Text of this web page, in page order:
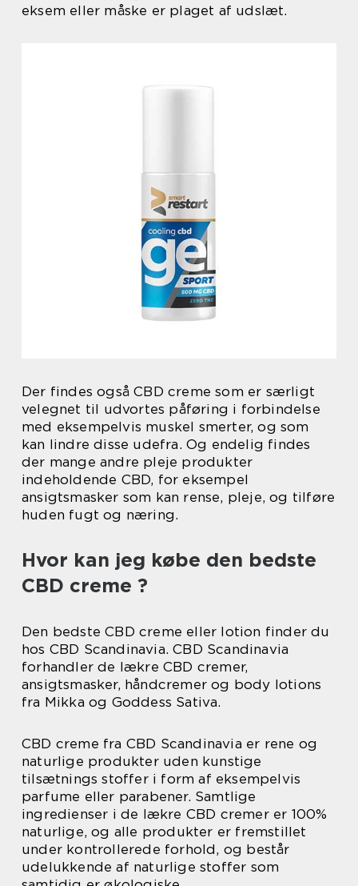
eksem eller måske er plaget af udslæt.
Der findes også CBD creme som er særligt
velegnet til udvortes påføring i forbindelse
med eksempelvis muskel smerter, og som
kan lindre disse udefra. Og endelig findes
der mange andre pleje produkter
indeholdende CBD, for eksempel
ansigtsmasker som kan rense, pleje, og tilføre
huden fugt og næring.
Hvor kan jeg købe den bedste
CBD creme ?
Den bedste CBD creme eller lotion finder du
hos CBD Scandinavia. CBD Scandinavia
forhandler de lækre CBD cremer,
ansigtsmasker, håndcremer og body lotions
fra Mikka og Goddess Sativa.
CBD creme fra CBD Scandinavia er rene og
naturlige produkter uden kunstige
tilsætnings stoffer i form af eksempelvis
parfume eller parabener. Samtlige
ingredienser i de lækre CBD cremer er 100%
naturlige, og alle produkter er fremstillet
under kontrollerede forhold, og består
udelukkende af naturlige stoffer som